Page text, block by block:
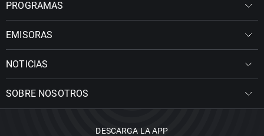
PROGRAMAS
EMISORAS
NOTICIAS
SOBRE NOSOTROS
DESCARGA LA APP